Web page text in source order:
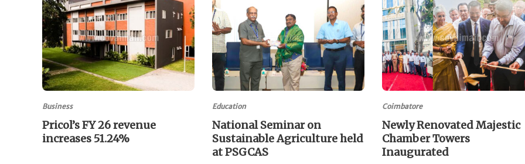
Business
Pricol’s FY 26 revenue
increases 51.24%
Education
National Seminar on
Sustainable Agriculture held
at PSGCAS
Coimbatore
Newly Renovated Majestic
Chamber Towers
Inaugurated